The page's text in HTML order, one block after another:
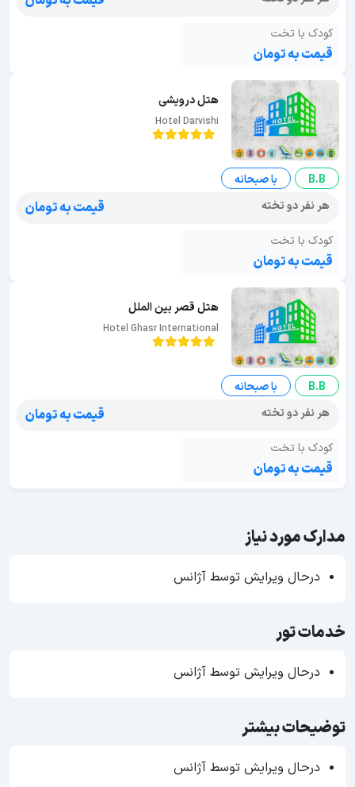
کودک با تخت
قیمت به تومان
هتل درویشی
Hotel Darvishi
B.B
با صبحانه
هر نفر دو تخته
قیمت به تومان
کودک با تخت
قیمت به تومان
هتل قصر بین الملل
Hotel Ghasr International
B.B
با صبحانه
هر نفر دو تخته
قیمت به تومان
کودک با تخت
قیمت به تومان
مدارک مورد نیاز
درحال ویرایش توسط آژانس
خدمات تور
درحال ویرایش توسط آژانس
توضیحات بیشتر
درحال ویرایش توسط آژانس